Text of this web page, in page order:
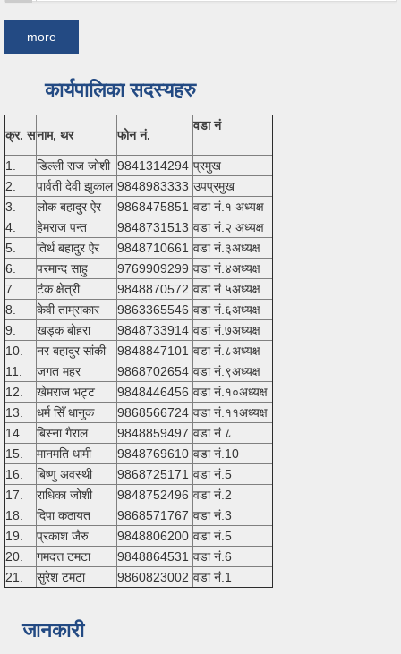
more
कार्यपालिका सदस्यहरु
क्र. सनाम, थर फोन नं.
वडा नं
1.
डिल्ली राज जोशी 9841314294 प्रमुख
2.
पार्वती देवी झुकाल 9848983333 उपप्रमुख
3.
लोक बहादुर ऐर 9868475851 वडा नं.१ अध्यक्ष
4.
हेमराज पन्त 9848731513 वडा नं.२ अध्यक्ष
5.
तिर्थ बहादुर ऐर 9848710661 वडा नं.३अध्यक्ष
6.
परमान्द साहु 9769909299 वडा नं.४अध्यक्ष
7.
टंक क्षेत्री 9848870572 वडा नं.५अध्यक्ष
8.
केवी ताम्राकार 9863365546 वडा नं.६अध्यक्ष
9.
खड्क बोहरा 9848733914 वडा नं.७अध्यक्ष
10.
नर बहादुर सांकी 9848847101 वडा नं.८अध्यक्ष
11.
जगत महर 9868702654 वडा नं.९अध्यक्ष
12.
खेमराज भट्ट 9848446456 वडा नं.१०अध्यक्ष
13.
धर्म सिँ धानुक 9868566724 वडा नं.११अध्यक्ष
14.
बिस्ना गैराल 9848859497 वडा नं.८
15.
मानमति धामी 9848769610 वडा नं.10
16.
बिष्णु अवस्थी 9868725171 वडा नं.5
17.
राधिका जोशी 9848752496 वडा नं.2
18.
दिपा कठायत 9868571767 वडा नं.3
19.
प्रकाश जैरु 9848806200 वडा नं.5
20.
गमदत्त टमटा 9848864531 वडा नं.6
21.
सुरेश टमटा 9860823002 वडा नं.1
जानकारी